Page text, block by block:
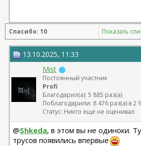
Спасибо: 10 Показать
13.10.2025, 11:33
Mist
Постоянный участник
Profi
Благодарил(а): 5 885 раз(а)
Поблагодарили: 8 476 раз(а) в
Статус: Никто еще не оценивал
@Shkeda, в этом вы не одиноки.
трусов появились впервые